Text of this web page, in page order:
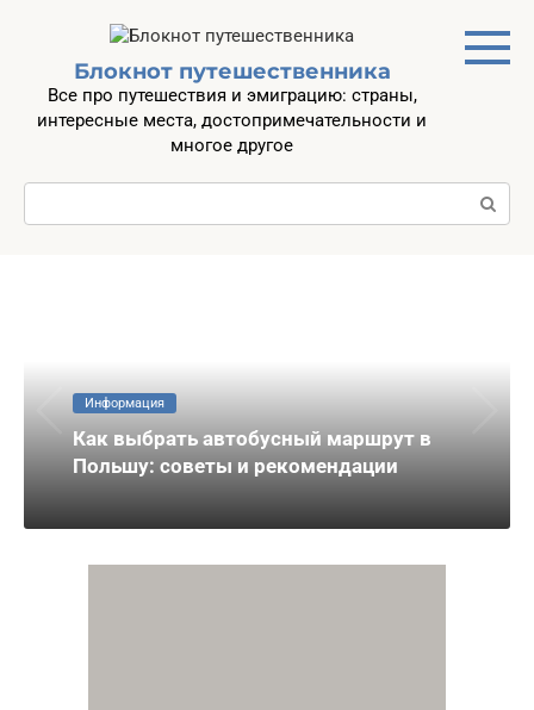
Блокнот путешественника
Все про путешествия и эмиграцию: страны,
интересные места, достопримечательности и
многое другое
Поиск:
Информация
Как выбрать автобусный маршрут в
Польшу: советы и рекомендации